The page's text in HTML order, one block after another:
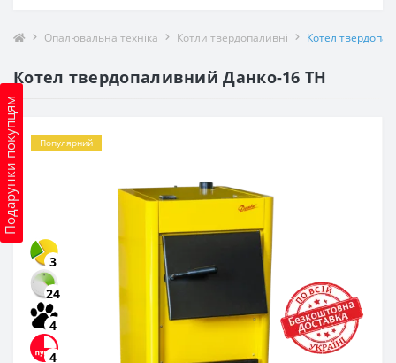
Подарунки покупцям
Опалювальна техніка Котли твердопаливні Котел
Котел твердопаливний Данко-16 ТН
Популярний
3
24
4
4